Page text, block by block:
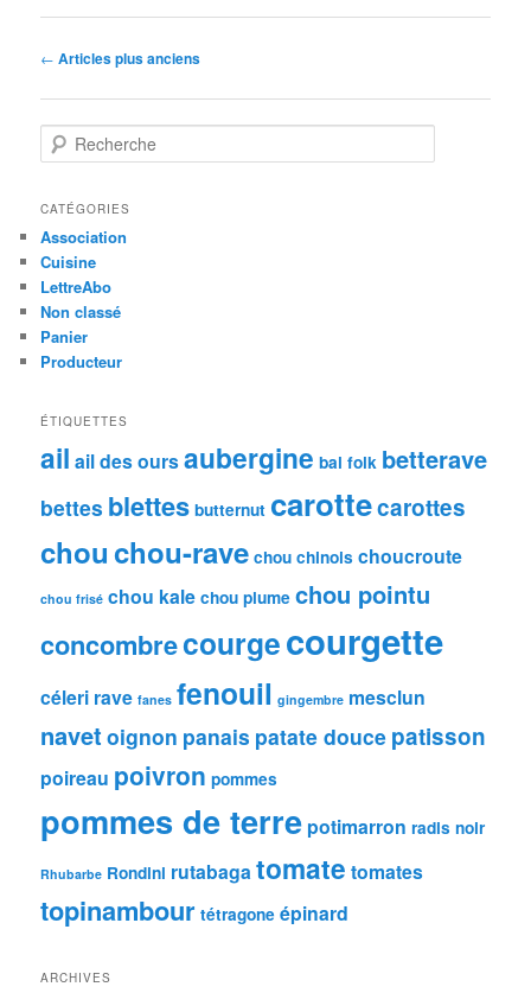
Navigation
articles
← Articles plus anciens
e
h
r
c
h
e
CATÉGORIES
Association
Cuisine
LettreAbo
Non classé
Panier
Producteur
ÉTIQUETTES
ail ail des oursaubergine bal folk betterave
bettes blettes butternut carottecarottes
chouchou-rave chou chinois choucroute
chou frisé chou kale chou plume chou pointu
concombrecourgecourgette
céleri rave fanes fenouil gingembre mesclun
navet oignon panais patate douce patisson
poireau poivron pommes
pommes de terre potimarron radis noir
Rhubarbe Rondini rutabagatomate tomates
topinambour tétragone épinard
ARCHIVES